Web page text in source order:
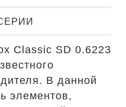
Classic SD 0.6223
В данной
элементов,